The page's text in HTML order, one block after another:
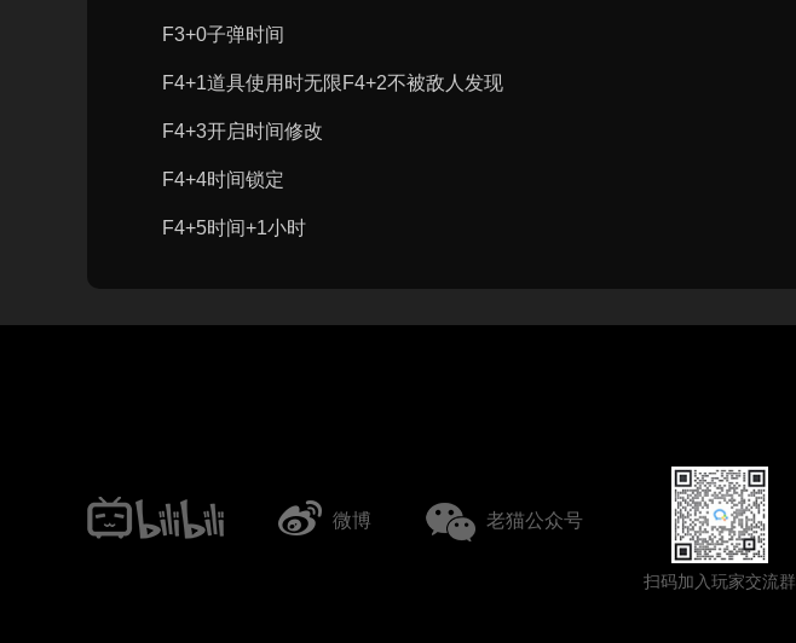
F3+0子弹时间
F4+1道具使用时无限F4+2不被敌人发现
F4+3开启时间修改
F4+4时间锁定
F4+5时间+1小时
微博 老猫公众号
扫码加入玩家交流群